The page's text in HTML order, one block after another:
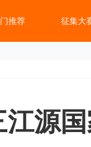
推荐 征集大
江源